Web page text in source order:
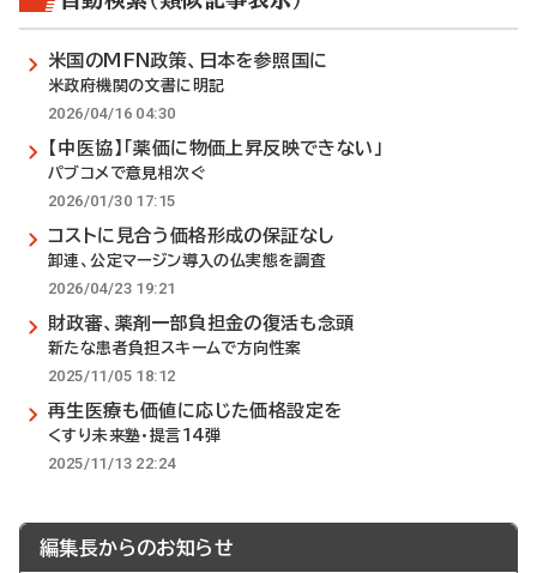
米国のMFN政策、日本を参照国に
米政府機関の文書に明記
2026/04/16 04:30
【中医協】「薬価に物価上昇反映できない」
パブコメで意見相次ぐ
2026/01/30 17:15
コストに見合う価格形成の保証なし
卸連、公定マージン導入の仏実態を調査
2026/04/23 19:21
財政審、薬剤一部負担金の復活も念頭
新たな患者負担スキームで方向性案
2025/11/05 18:12
再生医療も価値に応じた価格設定を
くすり未来塾・提言14弾
2025/11/13 22:24
編集長からのお知らせ